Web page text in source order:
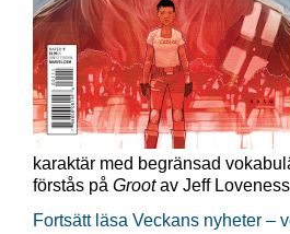
karaktär med begränsad
förstås på Grootav Jeff
Fortsätt läsa Veckans nyheter –